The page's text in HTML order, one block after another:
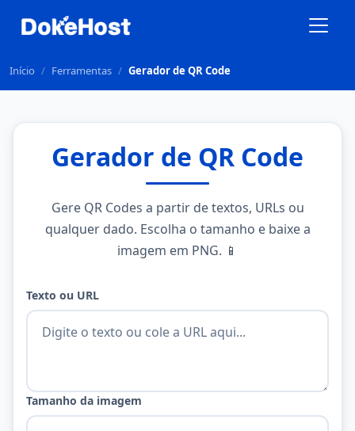
Início / Ferramentas / Gerador de QR Code
Gerador de QR Code
Gere QR Codes a partir de textos, URLs ou
qualquer dado. Escolha o tamanho e baixe a
imagem em PNG. 📱
Texto ou URL
Tamanho da imagem